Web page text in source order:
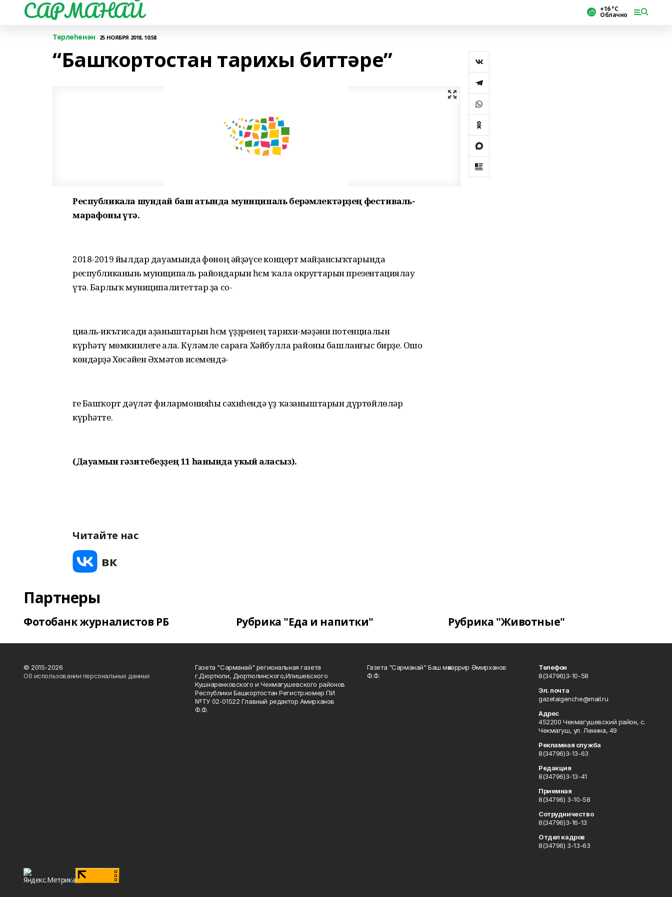
САРМАНАЙ +16 °С
Облачно
Төрлөһөнән 25 НОЯБРЯ 2018, 10:58
“Башҡортостан тарихы биттәре”
Республикала шундай баш аҫтында муниципаль берәмлектәрҙең фестиваль-
марафоны үтә.
2018-2019 йылдар дауамында Өфөнөң әйҙәүсе концерт майҙансыҡтарында
республиканыњ муниципаль райондарын һєм ҡала округтарын презентациялау
үтә. Барлыҡ муниципалитеттар ҙа со-
циаль-икътисади аҙаныштарын һєм үҙҙренең тарихи-мәҙәни потенциалын
күрһәтү мөмкинлеге ала. Күләмле сараға Хәйбулла районы башланғыс бирҙе. Ошо
көндәрҙә Хөсәйен Әхмәтов исемендә-
ге Башҡорт дәүләт филармонияһы сәхнһендә үҙ ҡазаныштарын дүртөйлөләр
күрһәтте.
(Дауамын гәзитебеҙҙең 11 һанында укый аласыз).
Читайте нас
Партнеры
Фотобанк журналистов РБ Рубрика "Еда и напитки" Рубрика "Животные"
© 2015-2026
Об использовании персональных данных
Газета "Сарманай" региональная газета
г.Дюртюли, Дюртюлинского,Илишевского
Кушнаренковского и Чекмагушевского районов
Республики Башкортостан Регистр.номер ПИ
№ТУ 02-01522 Главный редактор Амирханов
Ф.Ф.
Газета "Сарманай" Баш мөхәррир Әмирханов
Ф.Ф.
Телефон
8(34796)3-10-58
Эл. почта
gazetaigenche@mail.ru
Адрес
452200 Чекмагушевский район, с.
Чекмагуш, ул. Ленина, 49
Рекламная служба
8(34796)3-13-63
Редакция
8(34796)3-13-41
Приемная
8(34796) 3-10-58
Сотрудничество
8(34796)3-16-13
Отдел кадров
8(34796) 3-13-63